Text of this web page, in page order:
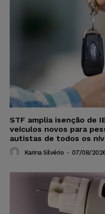
STF amplia isenção de
veículos novos para
autistas de todos os
Karina Silvério - 07/08/